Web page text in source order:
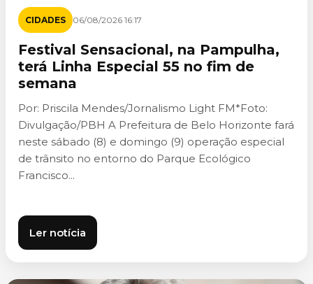
CIDADES 06/08/2026 16:17
Festival Sensacional, na Pampulha,
terá Linha Especial 55 no fim de
semana
Por: Priscila Mendes/Jornalismo Light FM*Foto:
Divulgação/PBH A Prefeitura de Belo Horizonte fará
neste sábado (8) e domingo (9) operação especial
de trânsito no entorno do Parque Ecológico
Francisco...
Ler notícia